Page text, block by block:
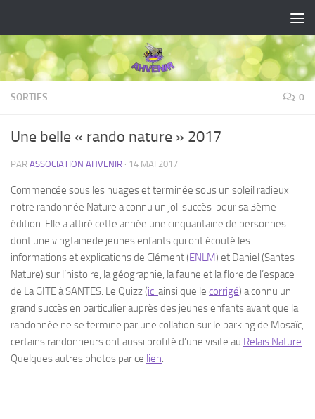
SORTIES 0
Une belle « rando nature » 2017
PAR ASSOCIATION AHVENIR · 14 MAI 2017
Commencée sous les nuages et terminée sous un soleil radieux
notre randonnée Nature a connu un joli succès pour sa 3ème
édition. Elle a attiré cette année une cinquantaine de personnes
dont une vingtainede jeunes enfants qui ont écouté les
informations et explications de Clément (ENLM) et Daniel (Santes
Nature) sur l’histoire, la géographie, la faune et la flore de l’espace
de La GITE à SANTES. Le Quizz (ici ainsi que le corrigé) a connu un
grand succès en particulier auprès des jeunes enfants avant que la
randonnée ne se termine par une collation sur le parking de Mosaïc,
certains randonneurs ont aussi profité d’une visite au Relais Nature.
Quelques autres photos par ce lien.